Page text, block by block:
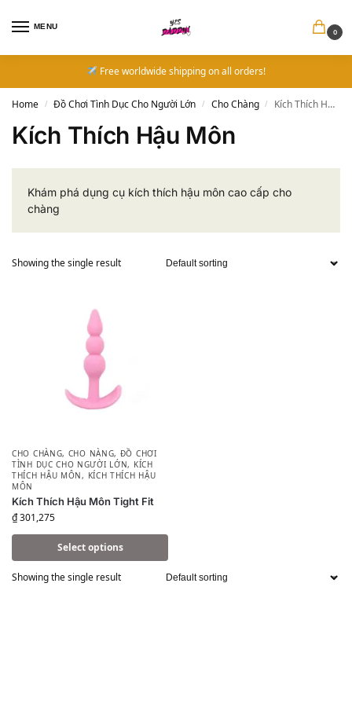
MENU
0
Free worldwide shipping on all orders!
Home / Đồ Chơi Tình Dục Cho Người Lớn / Cho Chàng / Kích Thích Hậu Môn
Kích Thích Hậu Môn
Khám phá dụng cụ kích thích hậu môn cao cấp cho
chàng
Showing the single result
CHO CHÀNG, CHO NÀNG, ĐỒ CHƠI
TÌNH DỤC CHO NGƯỜI LỚN, KÍCH
THÍCH HẬU MÔN, KÍCH THÍCH HẬU
MÔN
Kích Thích Hậu Môn Tight Fit
₫301,275
Select options
Showing the single result